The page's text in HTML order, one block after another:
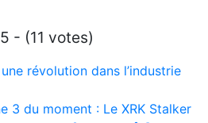
- (11 votes)
révolution dans l’industrie
3 du moment : Le XRK Stalker